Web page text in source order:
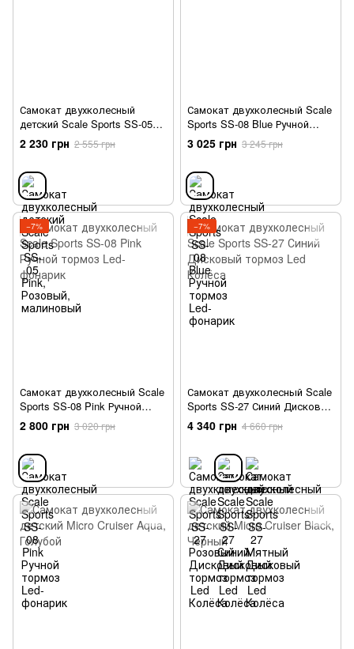
Самокат двухколесный
детский Scale Sports SS-05
Pink
2 230 грн 2 555 грн
Самокат двухколесный Scale
Sports SS-08 Blue Ручной
тормоз Led-фонарик
3 025 грн 3 245 грн
−7%
Самокат двухколесный Scale
Sports SS-08 Pink Ручной
тормоз Led-фонарик
2 800 грн 3 020 грн
−7%
Самокат двухколесный Scale
Sports SS-27 Синий Дисковый
тормоз Led Колёса
4 340 грн 4 660 грн